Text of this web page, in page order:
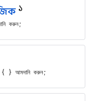
১
করুন;
আমদানি করুন;